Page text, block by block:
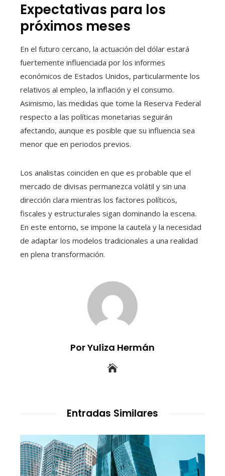
Expectativas para los
próximos meses
En el futuro cercano, la actuación del dólar estará
fuertemente influenciada por los informes
económicos de Estados Unidos, particularmente los
relativos al empleo, la inflación y el consumo.
Asimismo, las medidas que tome la Reserva Federal
respecto a las políticas monetarias seguirán
afectando, aunque es posible que su influencia sea
menor que en periodos previos.
Los analistas coinciden en que es probable que el
mercado de divisas permanezca volátil y sin una
dirección clara mientras los factores políticos,
fiscales y estructurales sigan dominando la escena.
En este entorno, se impone la cautela y la necesidad
de adaptar los modelos tradicionales a una realidad
en plena transformación.
Por Yuliza Hermán
Entradas Similares